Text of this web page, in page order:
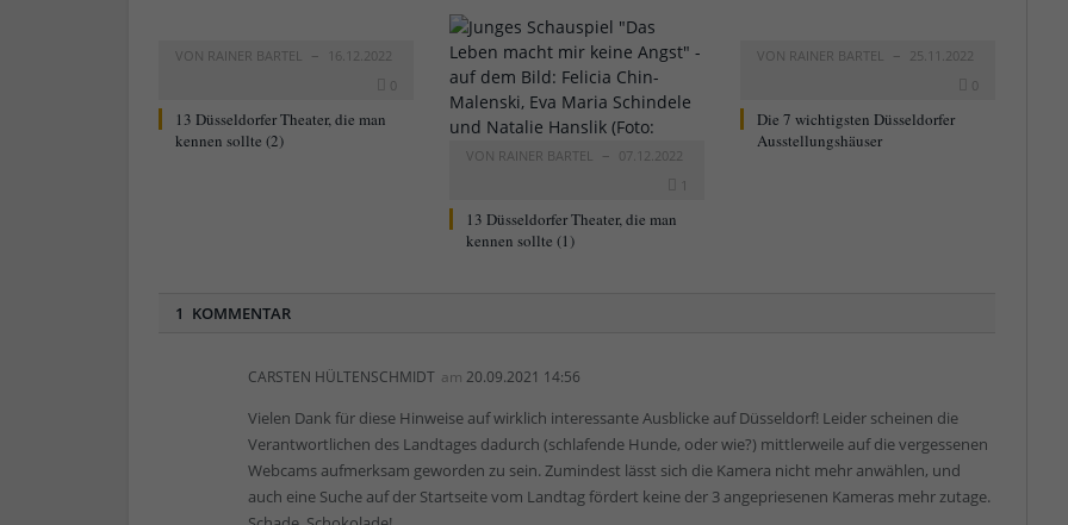
VON RAINER BARTEL
16.12.2022
0
13 Düsseldorfer Theater, die man
kennen sollte (2)
VON RAINER BARTEL
07.12.2022
1
13 Düsseldorfer Theater, die man
kennen sollte (1)
VON RAINER BARTEL
25.11.2022
0
Die 7 wichtigsten Düsseldorfer
Ausstellungshäuser
1 KOMMENTAR
CARSTEN HÜLTENSCHMIDT am 20.09.2021 14:56
Vielen Dank für diese Hinweise auf wirklich interessante Ausblicke auf Düsseldorf! Leider scheinen die
Verantwortlichen des Landtages dadurch (schlafende Hunde, oder wie?) mittlerweile auf die vergessenen
Webcams aufmerksam geworden zu sein. Zumindest lässt sich die Kamera nicht mehr anwählen, und
auch eine Suche auf der Startseite vom Landtag fördert keine der 3 angepriesenen Kameras mehr zutage.